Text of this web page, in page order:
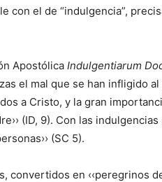
con el de “indulgencia”,
Apostólica Indulgentiarum
el mal que se han infligido
a Cristo, y la gran
(ID, 9). Con las
(SC 5).
en ‹‹peregrinos